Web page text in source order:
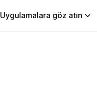
Uygulamalara göz atın